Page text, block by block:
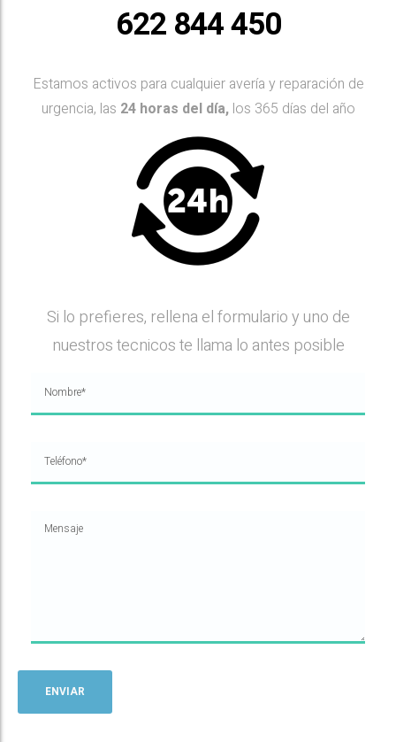
622 844 450
Estamos activos para cualquier avería y reparación de
urgencia, las 24 horas del día, los 365 días del año
Si lo prefieres, rellena el formulario y uno de
nuestros tecnicos te llama lo antes posible